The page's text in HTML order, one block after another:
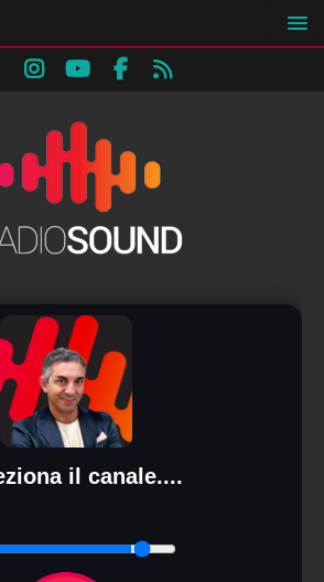
il canale....